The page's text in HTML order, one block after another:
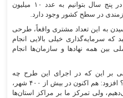
است و هدف‌گذاری کردیم در پنج سال بتوانیم به عدد ۱۰ میلیون
در سطح کشور وجود دارد.
به این تعداد مشتری واقعاً، طرحی
سرمایه‌گذاری خیلی بالایی انجام
همه نهاد‌ها و سازمان‌ها انجام
بر این که در اجرای این طرح چه
استان‌هایی در اولویت هستند؟ افزود: هم اکنون در بیش از ۴۰۰ شهر،
ولی تمرکز ما بر مراکز استان‌ها